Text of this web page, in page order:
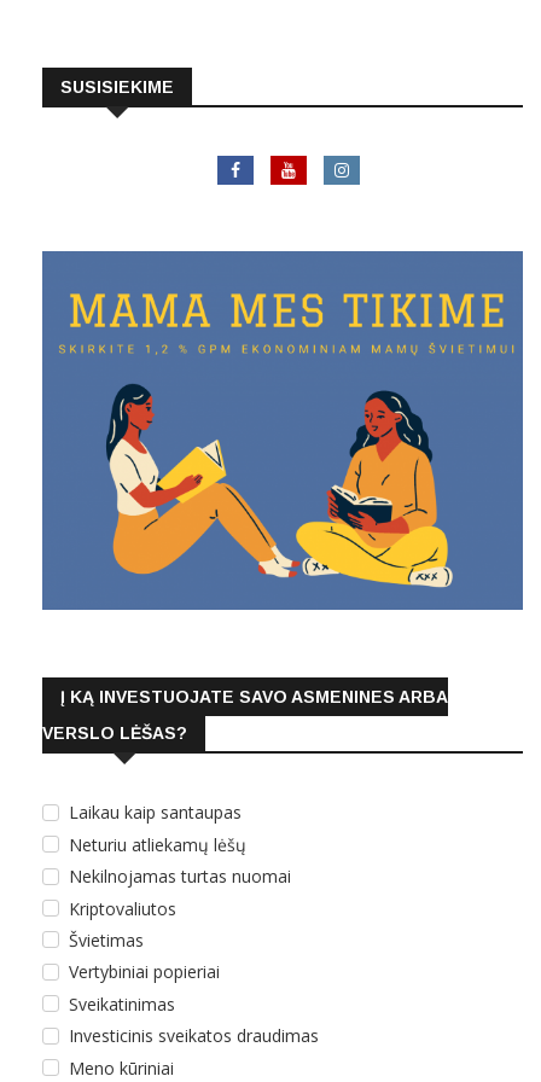
SUSISIEKIME
Į KĄ INVESTUOJATE SAVO ASMENINES ARBA
VERSLO LĖŠAS?
Laikau kaip santaupas
Neturiu atliekamų lėšų
Nekilnojamas turtas nuomai
Kriptovaliutos
Švietimas
Vertybiniai popieriai
Sveikatinimas
Investicinis sveikatos draudimas
Meno kūriniai